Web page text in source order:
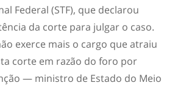
Federal (STF), que declarou
da corte para julgar o caso.
exerce mais o cargo que atraiu
corte em razão do foro por
— ministro de Estado do Meio